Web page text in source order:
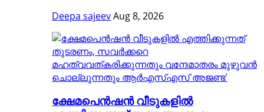
Deepa sajeevAug 8, 2026
ക്ഷേമപെൻഷൻ വീടുകളിൽ